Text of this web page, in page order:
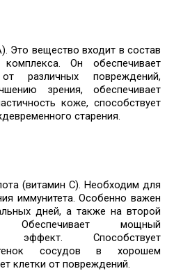
Это вещество входит в состав
комплекса. Он обеспечивает
различных повреждений,
зрения, обеспечивает
коже, способствует
старения.
(витамин С). Необходим для
иммунитета. Особенно важен
дней, а также на второй
мощный
эффект. Способствует
сосудов в хорошем
клетки от повреждений.